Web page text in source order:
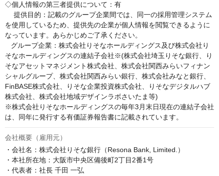
◇個人情報の第三者提供について：有
提供目的：記載のグループ企業間では、同一の採用管理システム
を使用しているため、提供先の企業が個人情報を閲覧できるように
なっています。あらかじめご了承ください。
そなホールディングスの連結子会社※(株式会社埼玉りそな銀行、り
そなアセットマネジメント株式会社、株式会社関西みらいフィナン
シャルグループ、株式会社関西みらい銀行、株式会社みなと銀行、
FinBASE株式会社、りそな企業投資株式会社、りそなデジタルハブ
株式会社、株式会社地域デザインラボさいたま等)
※株式会社りそなホールディングスの毎年3月末日現在の連結子会社
は、同年に発行する有価証券報告書に記載されています。
会社概要（雇用元）
・会社名：株式会社りそな銀行（Resona Bank, Limited.）
・本社所在地：大阪市中央区備後町2丁目2番1号
・代表者：社長 千田 一弘